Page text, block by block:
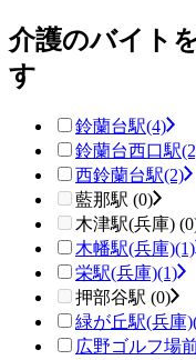
介護のバイト
す
鈴蘭台駅(4)
鈴蘭台西口駅
西鈴蘭台駅(2)
藍那駅 (0)
木津駅(兵庫)
木幡駅(兵庫)(1)
栄駅(兵庫)(1)
押部谷駅 (0)
緑が丘駅(兵庫)
広野ゴルフ場